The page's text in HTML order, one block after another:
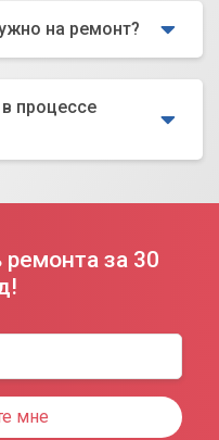
на ремонт?
процессе
ремонта за 30
мне